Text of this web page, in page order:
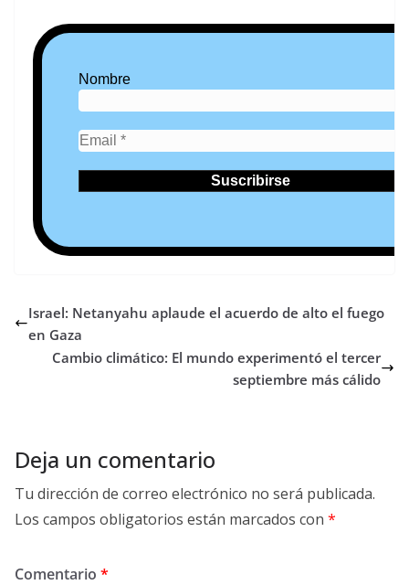
Nombre
Israel: Netanyahu aplaude el acuerdo de alto el fuego
en Gaza
Cambio climático: El mundo experimentó el tercer
septiembre más cálido
Deja un comentario
Tu dirección de correo electrónico no será publicada.
Los campos obligatorios están marcados con *
Comentario *